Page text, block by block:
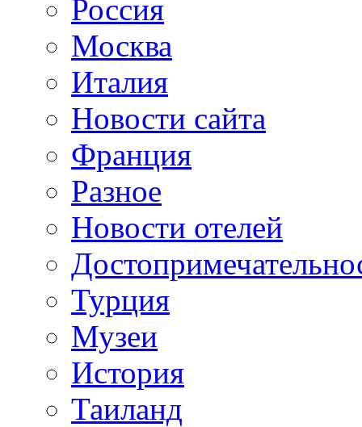
Россия
Москва
Италия
Новости сайта
Франция
Разное
Новости отелей
Турция
Музеи
История
Таиланд